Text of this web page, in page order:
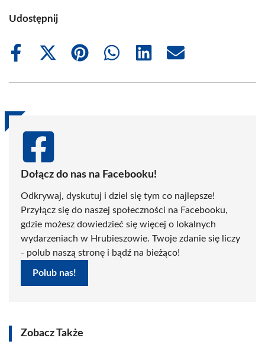
Udostępnij
Share
Share
(Twitter)
Share
Share
Share
Share
Dołącz do nas na Facebooku!
Odkrywaj, dyskutuj i dziel się tym co najlepsze!
Przyłącz się do naszej społeczności na Facebooku,
gdzie możesz dowiedzieć się więcej o lokalnych
wydarzeniach w Hrubieszowie. Twoje zdanie się liczy
- polub naszą stronę i bądź na bieżąco!
Polub nas!
Zobacz Także